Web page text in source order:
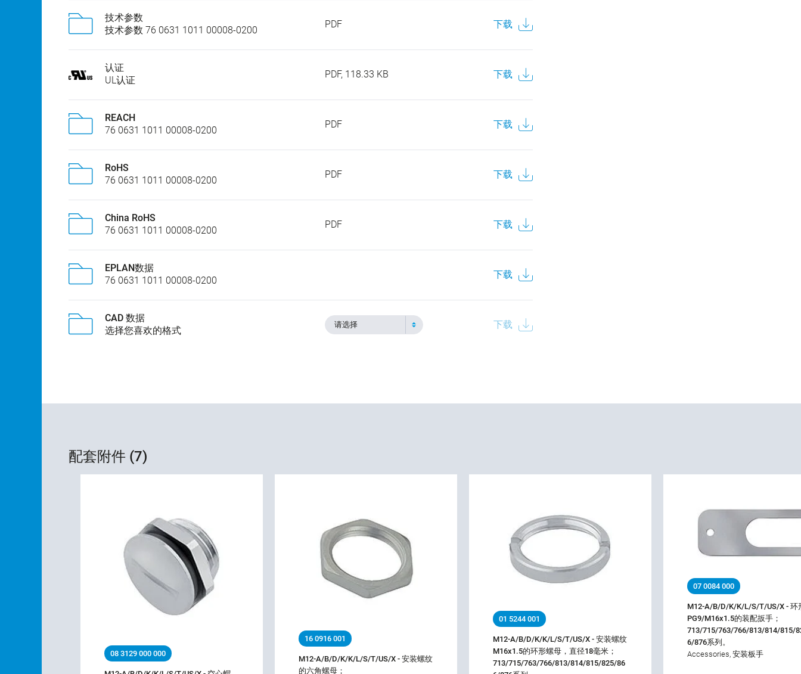
技术参数
技术参数 76 0631 1011 00008-0200
PDF 下载
认证
UL认证
PDF, 118.33 KB 下载
REACH
76 0631 1011 00008-0200
PDF 下载
RoHS
76 0631 1011 00008-0200
PDF 下载
China RoHS
76 0631 1011 00008-0200
PDF 下载
EPLAN数据
76 0631 1011 00008-0200
下载
CAD 数据
选择您喜欢的格式
请选择 下载
配套附件 (7)
08 3129 000 000
16 0916 001
M12-A/B/D/K/K/L/S/T/US/X - 安装螺纹
的六角螺母；
01 5244 001
M12-A/B/D/K/K/L/S/T/US/X - 安装螺纹
M16x1.5的环形螺母，直径18毫米；
713/715/763/766/813/814/815/825/86
07 0084 000
M12-A/B/D/K/K/L/S/T/US/X - 环
PG9/M16x1.5的装配扳手；
713/715/763/766/813/814/815/
6/876系列。
Accessories, 安装板手